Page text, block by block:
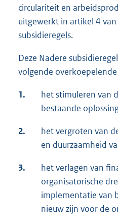
circulariteit en
uitgewerkt in artikel 4 van
subsidieregels.
Deze Nadere
volgende
1.
het stimuleren van
bestaande
2.
het vergroten van
en duurzaamheid
3.
het verlagen van
organisatorische
implementatie van
nieuw zijn voor de